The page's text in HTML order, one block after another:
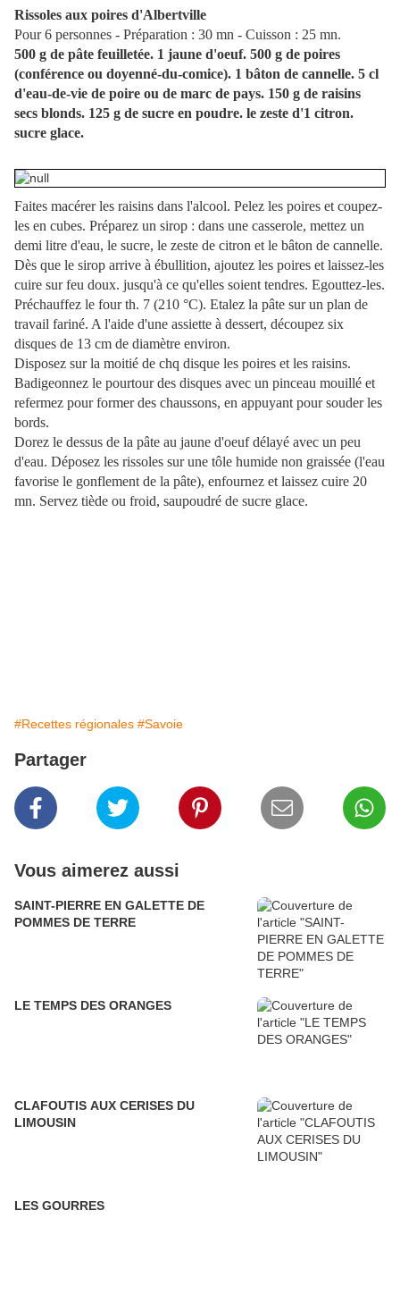
Rissoles aux poires d'Albertville
Pour 6 personnes - Préparation : 30 mn - Cuisson : 25 mn.
500 g de pâte feuilletée. 1 jaune d'oeuf. 500 g de poires
(conférence ou doyenné-du-comice). 1 bâton de cannelle. 5 cl
d'eau-de-vie de poire ou de marc de pays. 150 g de raisins
secs blonds. 125 g de sucre en poudre. le zeste d'1 citron.
sucre glace.
Faites macérer les raisins dans l'alcool. Pelez les poires et coupez-
les en cubes. Préparez un sirop : dans une casserole, mettez un
demi litre d'eau, le sucre, le zeste de citron et le bâton de cannelle.
Dès que le sirop arrive à ébullition, ajoutez les poires et laissez-les
cuire sur feu doux. jusqu'à ce qu'elles soient tendres. Egouttez-les.
Préchauffez le four th. 7 (210 °C). Etalez la pâte sur un plan de
travail fariné. A l'aide d'une assiette à dessert, découpez six
disques de 13 cm de diamètre environ.
Disposez sur la moitié de chq disque les poires et les raisins.
Badigeonnez le pourtour des disques avec un pinceau mouillé et
refermez pour former des chaussons, en appuyant pour souder les
bords.
Dorez le dessus de la pâte au jaune d'oeuf délayé avec un peu
d'eau. Déposez les rissoles sur une tôle humide non graissée (l'eau
favorise le gonflement de la pâte), enfournez et laissez cuire 20
mn. Servez tiède ou froid, saupoudré de sucre glace.
#Recettes régionales #Savoie
Partager
Vous aimerez aussi
SAINT-PIERRE EN GALETTE DE
POMMES DE TERRE
LE TEMPS DES ORANGES
CLAFOUTIS AUX CERISES DU
LIMOUSIN
LES GOURRES